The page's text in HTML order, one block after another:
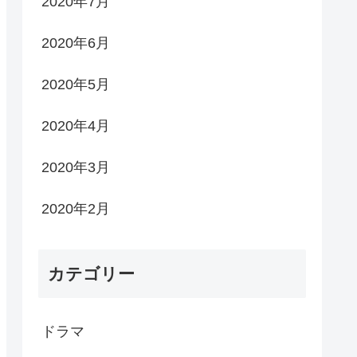
2020年6月
2020年5月
2020年4月
2020年3月
2020年2月
カテゴリー
ドラマ